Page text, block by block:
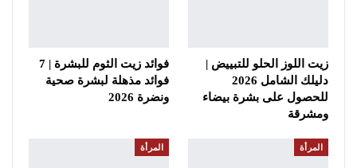
زيت اللوز الحلو للتبييض |
دليلك الشامل 2026
للحصول على بشرة بيضاء
ومشرقة
فوائد زيت الثوم للبشرة | 7
فوائد مذهلة لبشرة صحية
ونضرة 2026
المرأة المرأة